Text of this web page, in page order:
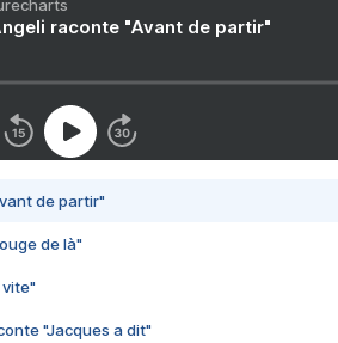
raconte "Avant de partir"
de partir"
de là"
vite"
"Jacques a dit"